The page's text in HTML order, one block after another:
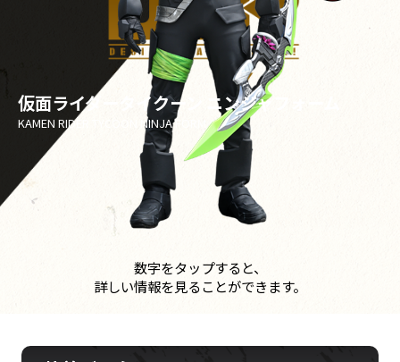
仮面ライダータイクーン ニンジャフォーム
KAMEN RIDER TYCOON NINJA FORM
数字をタップすると、
詳しい情報を見ることができます。